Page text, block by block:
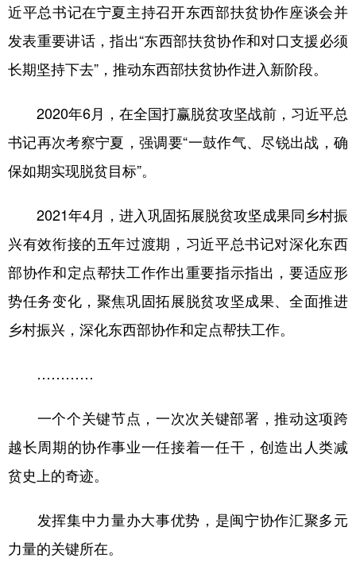
近平总书记在宁夏主持召开东西部扶贫协作座谈会并
发表重要讲话，指出“东西部扶贫协作和对口支援必须
长期坚持下去”，推动东西部扶贫协作进入新阶段。
2020年6月，在全国打赢脱贫攻坚战前，习近平总
书记再次考察宁夏，强调要“一鼓作气、尽锐出战，确
保如期实现脱贫目标”。
2021年4月，进入巩固拓展脱贫攻坚成果同乡村振
兴有效衔接的五年过渡期，习近平总书记对深化东西
部协作和定点帮扶工作作出重要指示指出，要适应形
势任务变化，聚焦巩固拓展脱贫攻坚成果、全面推进
乡村振兴，深化东西部协作和定点帮扶工作。
…………
一个个关键节点，一次次关键部署，推动这项跨
越长周期的协作事业一任接着一任干，创造出人类减
贫史上的奇迹。
发挥集中力量办大事优势，是闽宁协作汇聚多元
力量的关键所在。